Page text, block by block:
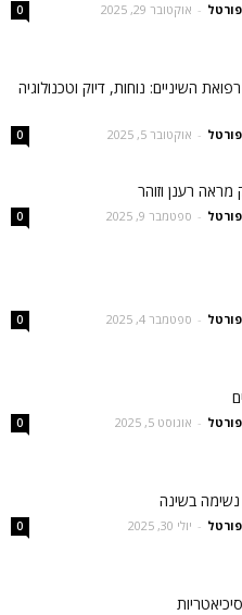
- אוקטובר 29, 2025 0
השיניים: נוחות, דיוק וטכנולוגיה
- אוקטובר 5, 2025 0
מראה רענן וזוהר
- ספטמבר 9, 2025 0
- ספטמבר 4, 2025 0
- אוגוסט 5, 2025 0
נשימה בשינה
- יולי 30, 2025 0